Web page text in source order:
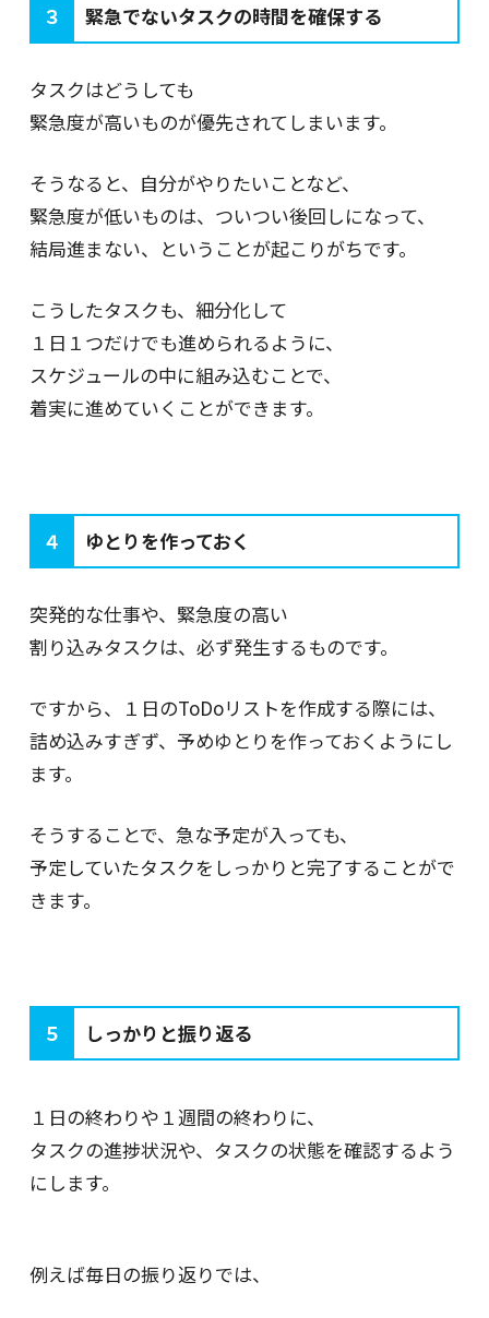
３ 緊急でないタスクの時間を確保する
タスクはどうしても
緊急度が高いものが優先されてしまいます。
そうなると、自分がやりたいことなど、
緊急度が低いものは、ついつい後回しになって、
結局進まない、ということが起こりがちです。
こうしたタスクも、細分化して
１日１つだけでも進められるように、
スケジュールの中に組み込むことで、
着実に進めていくことができます。
４ ゆとりを作っておく
突発的な仕事や、緊急度の高い
割り込みタスクは、必ず発生するものです。
ですから、１日のToDoリストを作成する際には、
詰め込みすぎず、予めゆとりを作っておくようにし
ます。
そうすることで、急な予定が入っても、
予定していたタスクをしっかりと完了することがで
きます。
５ しっかりと振り返る
１日の終わりや１週間の終わりに、
タスクの進捗状況や、タスクの状態を確認するよう
にします。
例えば毎日の振り返りでは、